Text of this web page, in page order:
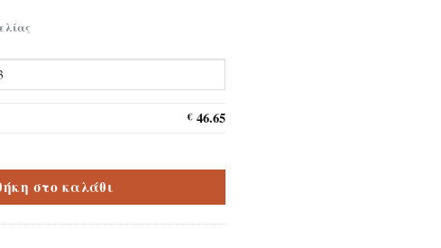
€46.65
στο καλάθι